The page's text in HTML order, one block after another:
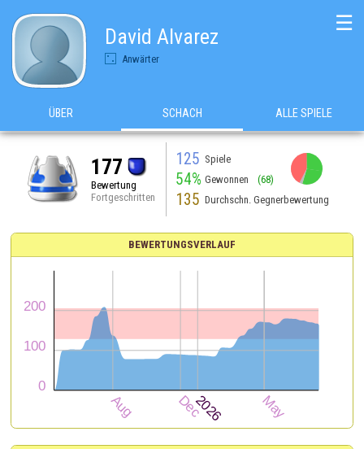
David Alvarez
Anwärter
☰
ÜBER SCHACH ALLE SPIELE
177
Bewertung
Fortgeschritten
125 Spiele
54% Gewonnen (68)
135 Durchschn. Gegnerbewertung
BEWERTUNGSVERLAUF